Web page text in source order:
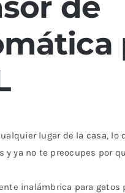
lugar de la casa, lo
y ya no te preocupes por
inalámbrica para gatos